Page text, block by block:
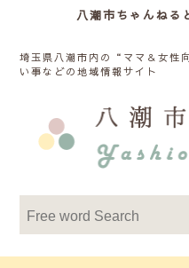
八潮市ちゃんねる
埼玉県八潮市内の“ママ＆女性
い事などの地域情報サイト